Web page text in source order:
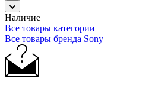
Наличие
Все товары категории
Все товары бренда Sony